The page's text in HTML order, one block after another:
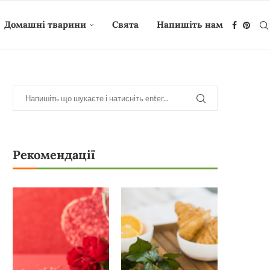
Домашні тварини Свята Напишіть нам
Рекомендації